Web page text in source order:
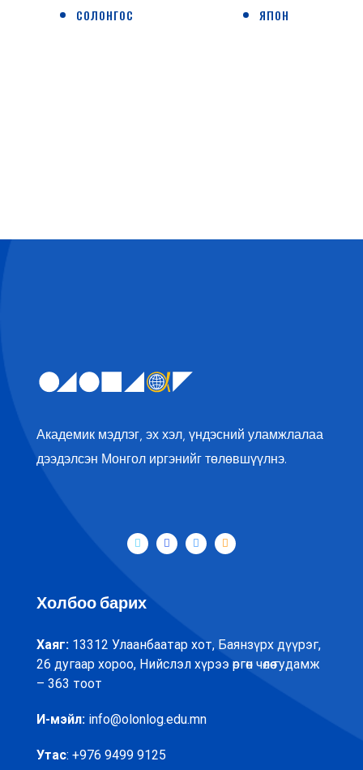
СОЛОНГОС ЯПОН
Академик мэдлэг, эх хэл, үндэсний уламжлалаа
дээдэлсэн Монгол иргэнийг төлөвшүүлнэ.
Холбоо барих
Хаяг: 13312 Улаанбаатар хот, Баянзүрх дүүрэг,
26 дугаар хороо, Нийслэл хүрээ өргөн чөлөө гудамж
– 363 тоот
И-мэйл: info@olonlog.edu.mn
Утас: +976 9499 9125